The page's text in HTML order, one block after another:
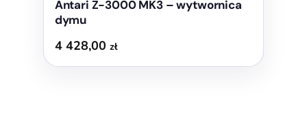
Antari Z-3000 MK3 – wytwornica
dymu
4 428,00 zł